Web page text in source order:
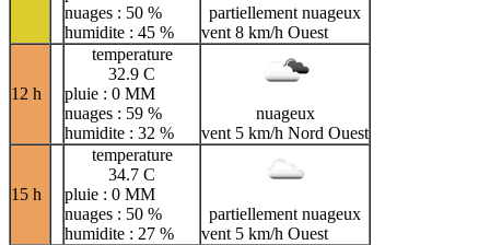
nuages : 50 %
humidite : 45 %
partiellement nuageux
vent 8 km/h Ouest
12 h
temperature
32.9 C
pluie : 0 MM
nuages : 59 %
humidite : 32 %
nuageux
vent 5 km/h Nord Ouest
15 h
temperature
34.7 C
pluie : 0 MM
nuages : 50 %
humidite : 27 %
partiellement nuageux
vent 5 km/h Ouest